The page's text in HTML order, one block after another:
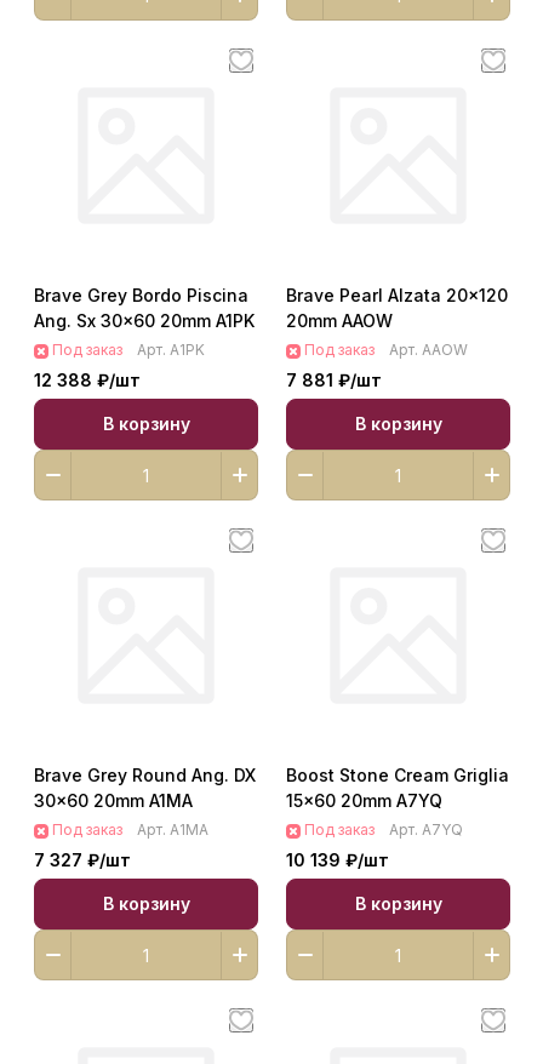
Brave Grey Bordo Piscina
Ang. Sx 30x60 20mm A1PK
Под заказ Арт. A1PK
12 388 ₽/шт
В корзину
Brave Pearl Alzata 20x120
20mm AAOW
Под заказ Арт. AAOW
7 881 ₽/шт
В корзину
Brave Grey Round Ang. DX
30x60 20mm A1MA
Под заказ Арт. A1MA
7 327 ₽/шт
В корзину
Boost Stone Cream Griglia
15x60 20mm A7YQ
Под заказ Арт. A7YQ
10 139 ₽/шт
В корзину